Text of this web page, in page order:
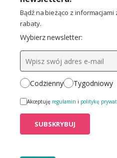
Bądź na bieżąco z
rabaty.
Wybierz newsletter:
Codzienny Tygodniowy
Akceptuję regulamin i politykę